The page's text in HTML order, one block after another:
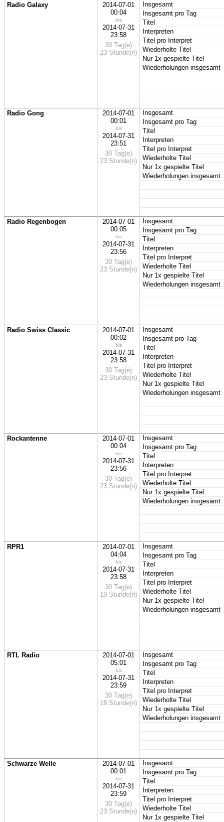
Radio Galaxy
2014-07-01
00:04
bis
2014-07-31
23:58
30 Tag(e)
23 Stunde(n)
Insgesamt
Insgesamt pro Tag
Titel
Interpreten
Titel pro Interpret
Wiederholte Titel
Nur 1x gespielte Titel
Wiederholungen insgesamt
Radio Gong
2014-07-01
00:01
bis
2014-07-31
23:51
30 Tag(e)
23 Stunde(n)
Insgesamt
Insgesamt pro Tag
Titel
Interpreten
Titel pro Interpret
Wiederholte Titel
Nur 1x gespielte Titel
Wiederholungen insgesamt
Radio Regenbogen
2014-07-01
00:05
bis
2014-07-31
23:56
30 Tag(e)
23 Stunde(n)
Insgesamt
Insgesamt pro Tag
Titel
Interpreten
Titel pro Interpret
Wiederholte Titel
Nur 1x gespielte Titel
Wiederholungen insgesamt
Radio Swiss Classic
2014-07-01
00:02
bis
2014-07-31
23:58
30 Tag(e)
23 Stunde(n)
Insgesamt
Insgesamt pro Tag
Titel
Interpreten
Titel pro Interpret
Wiederholte Titel
Nur 1x gespielte Titel
Wiederholungen insgesamt
Rockantenne
2014-07-01
00:04
bis
2014-07-31
23:56
30 Tag(e)
23 Stunde(n)
Insgesamt
Insgesamt pro Tag
Titel
Interpreten
Titel pro Interpret
Wiederholte Titel
Nur 1x gespielte Titel
Wiederholungen insgesamt
RPR1
2014-07-01
04:04
bis
2014-07-31
23:58
30 Tag(e)
19 Stunde(n)
Insgesamt
Insgesamt pro Tag
Titel
Interpreten
Titel pro Interpret
Wiederholte Titel
Nur 1x gespielte Titel
Wiederholungen insgesamt
RTL Radio
2014-07-01
05:01
bis
2014-07-31
23:59
30 Tag(e)
18 Stunde(n)
Insgesamt
Insgesamt pro Tag
Titel
Interpreten
Titel pro Interpret
Wiederholte Titel
Nur 1x gespielte Titel
Wiederholungen insgesamt
Schwarze Welle
2014-07-01
00:01
bis
2014-07-31
23:59
30 Tag(e)
23 Stunde(n)
Insgesamt
Insgesamt pro Tag
Titel
Interpreten
Titel pro Interpret
Wiederholte Titel
Nur 1x gespielte Titel